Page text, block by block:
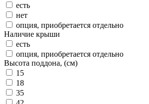
есть
нет
опция, приобретается отдельно
Наличие крыши
есть
опция, приобретается отдельно
Высота поддона, (см)
15
18
35